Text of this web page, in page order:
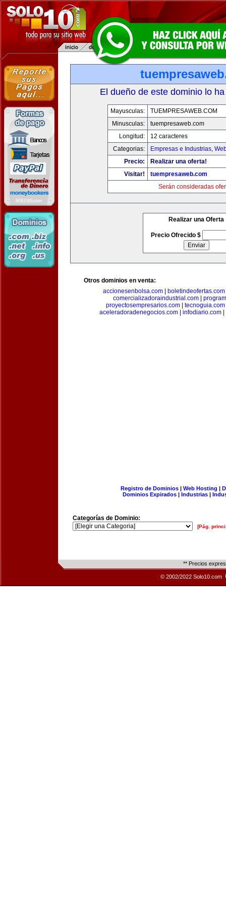
El dueño de este dominio lo
Mayusculas:
TUEMPRESAWEB.COM
Minusculas:
tuempresaweb.com
Longitud:
12 caracteres
Categorias:
Empresas e Industrias,
Precio:
Realizar una oferta!
Visitar!
tuempresaweb.com
Serán consideradas
Realizar una Oferta
Precio Ofrecido $
Otros dominios en venta:
accionesenbolsa.com
boletindeofertas.com
comercializadoraindustrial.com
proyectosempresarios.com
tecnoguia.com
aceleradoradenegocios.com| infodiario.com|
Registro de Dominios| Web Hosting |
Dominios Expirados | Industrias |
Categorías de Dominio:
[Pág.
** Precios
© 2002/2022 Solo10.com